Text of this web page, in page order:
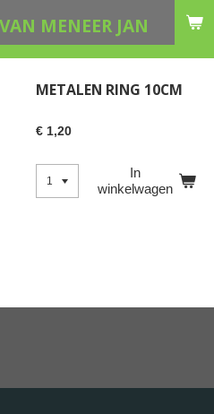
MENEER JAN
METALEN RING 10CM
€ 1,20
In
winkelwagen